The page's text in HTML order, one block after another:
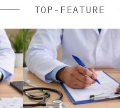
TOP-FEATURE